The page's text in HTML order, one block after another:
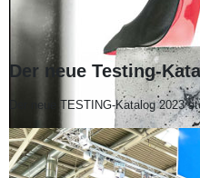
Der neue Testing-
Der neue TESTING-Katalog 2023